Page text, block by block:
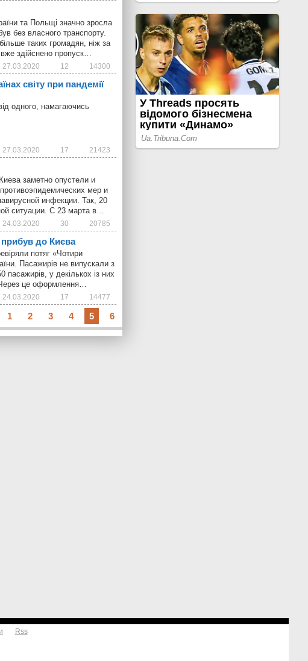
та Польщі значно зросла
без власного транспорту.
таких громадян, ніж за
здійснено пропуск…
27.03.2020 12 14300
світу при пандемії
одного, намагаючись
27.03.2020 17 21423
заметно опустели и
мер и
инфекции. Так, 20
ситуации. С 23 марта в…
24.03.2020 30 20785
до Києва
потяг «Чотири
Пасажирів не випускали з
пасажирів, у декількох із них
це оформлення…
24.03.2020 17 14477
1 2 3 4 5 6
Rss